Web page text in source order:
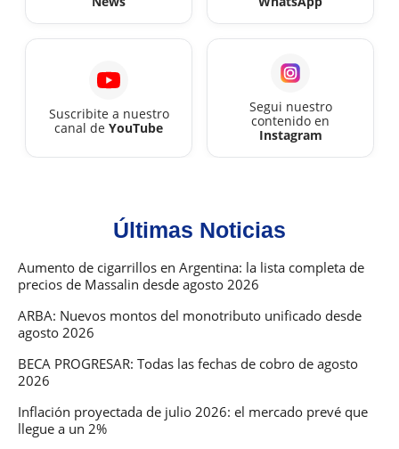
Suscribite a nuestro
canal de YouTube
Segui nuestro
contenido en
Instagram
Últimas Noticias
Aumento de cigarrillos en Argentina: la lista completa de
precios de Massalin desde agosto 2026
ARBA: Nuevos montos del monotributo unificado desde
agosto 2026
BECA PROGRESAR: Todas las fechas de cobro de agosto
2026
Inflación proyectada de julio 2026: el mercado prevé que
llegue a un 2%